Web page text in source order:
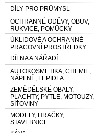
DÍLY PRO PRŮMYSL
OCHRANNÉ ODĚVY, OBUV,
RUKVICE, POMŮCKY
ÚKLIDOVÉ A OCHRANNÉ
PRACOVNÍ PROSTŘEDKY
DÍLNA A NÁŘADÍ
AUTOKOSMETIKA, CHEMIE,
NÁPLNĚ, LEPIDLA
ZEMĚDĚLSKÉ OBALY,
PLACHTY, PYTLE, MOTOUZY,
SÍŤOVINY
MODELY, HRAČKY,
STAVEBNICE